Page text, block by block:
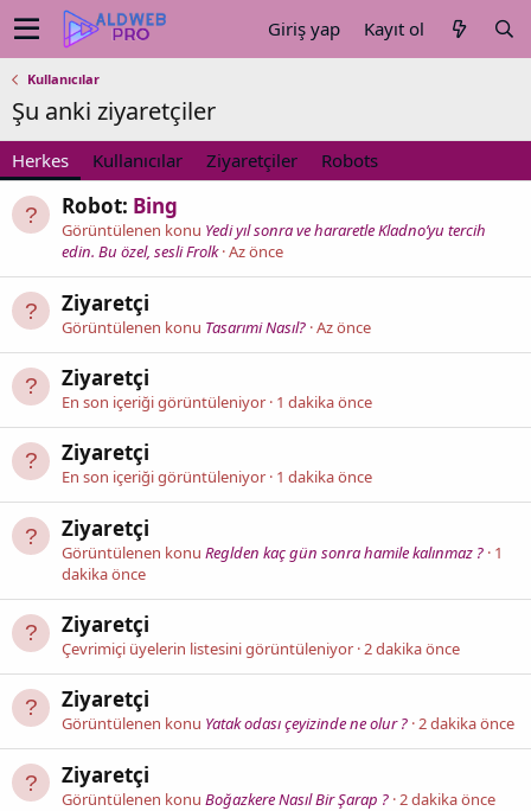
Giriş yap Kayıt ol
Kullanıcılar
Şu anki ziyaretçiler
Herkes Kullanıcılar Ziyaretçiler Robots
Robot: Bing
Görüntülenen konu Yedi yıl sonra ve hararetle Kladno’yu tercih
edin. Bu özel, sesli Frolk Az önce
Ziyaretçi
Görüntülenen konu Tasarımi Nasıl? Az önce
Ziyaretçi
En son içeriği görüntüleniyor 1 dakika önce
Ziyaretçi
En son içeriği görüntüleniyor 1 dakika önce
Ziyaretçi
Görüntülenen konu Reglden kaç gün sonra hamile kalınmaz ? 1
dakika önce
Ziyaretçi
Çevrimiçi üyelerin listesini görüntüleniyor 2 dakika önce
Ziyaretçi
Görüntülenen konu Yatak odası çeyizinde ne olur ? 2 dakika önce
Ziyaretçi
Görüntülenen konu Boğazkere Nasıl Bir Şarap ? 2 dakika önce